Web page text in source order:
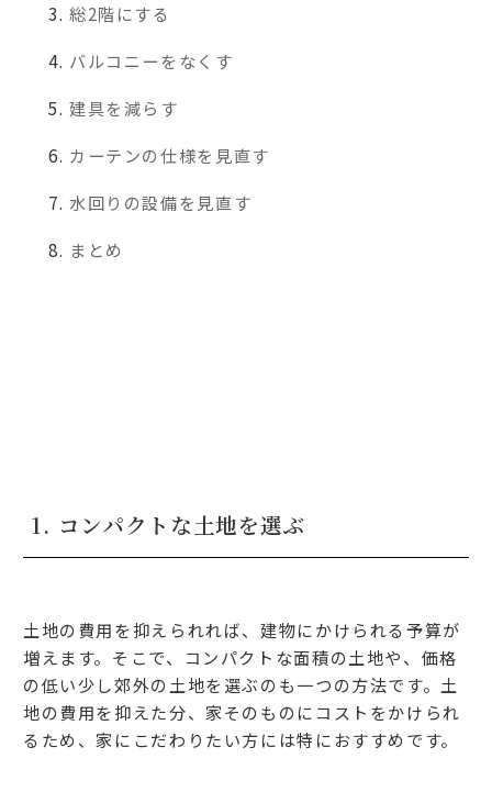
総2階にする
バルコニーをなくす
建具を減らす
カーテンの仕様を見直す
水回りの設備を見直す
まとめ
1. コンパクトな土地を選ぶ
土地の費用を抑えられれば、建物にかけられる予算が
増えます。そこで、コンパクトな面積の土地や、価格
の低い少し郊外の土地を選ぶのも一つの方法です。土
地の費用を抑えた分、家そのものにコストをかけられ
るため、家にこだわりたい方には特におすすめです。